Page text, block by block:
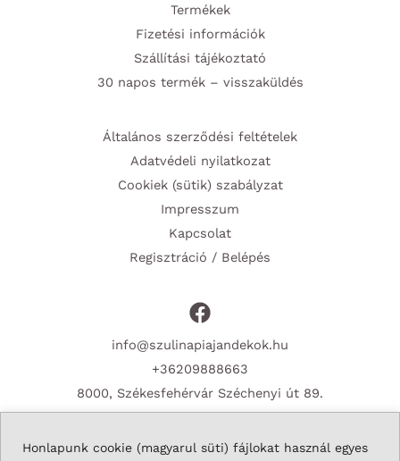
Honlapunk cookie (magyarul süti) fájlokat használ egyes
Termékek
Fizetési információk
Szállítási tájékoztató
30 napos termék – visszaküldés
Általános szerződési feltételek
Adatvédeli nyilatkozat
Cookiek (sütik) szabályzat
Impresszum
Kapcsolat
Regisztráció / Belépés
info@szulinapiajandekok.hu
+36209888663
8000, Székesfehérvár Széchenyi út 89.